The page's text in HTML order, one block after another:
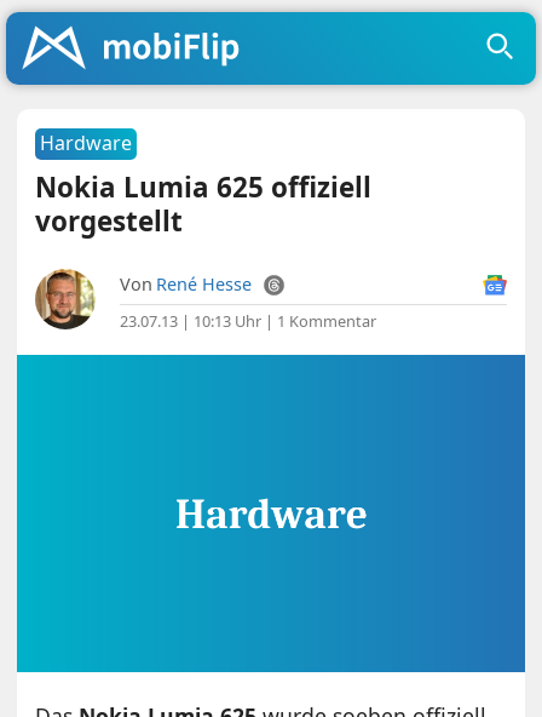
Hardware
Nokia Lumia 625 offiziell
vorgestellt
Von René Hesse
23.07.13 | 10:13 Uhr | 1 Kommentar